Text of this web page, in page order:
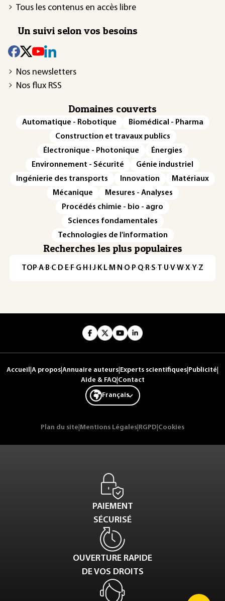
Tous les contenus en accès libre
Un suivi selon vos besoins
Nos newsletters
Nos flux RSS
Domaines couverts
Automatique - Robotique
Biomédical - Pharma
Construction et travaux publics
Électronique - Photonique
Énergies
Environnement - Sécurité
Génie industriel
Ingénierie des transports
Innovation
Matériaux
Mécanique
Mesures - Analyses
Procédés chimie - bio - agro
Sciences fondamentales
Technologies de l'information
Recherches les plus populaires
TOP·A·B·C· D· E· F·G· H · ·J· K· L· M · N ·O· P·Q· R·S·T·U·V·W·X·Y·Z
Accueil A propos Annuaire auteurs Experts scientifiques Publicité
Aide & FAQ| Contact
Français
Plan du site Mentions Légales RGPD Cookies
PAIEMENT
SÉCURISÉ
OUVERTURE RAPIDE
DE VOS DROITS